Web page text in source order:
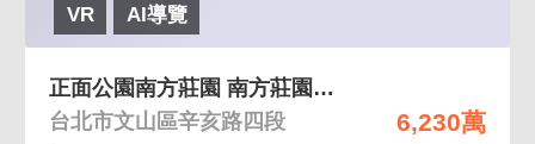
VR AI導覽
6,230萬
正面公園南方莊園 南方莊園正面公園101景觀美宅
台北市文山區辛亥路四段